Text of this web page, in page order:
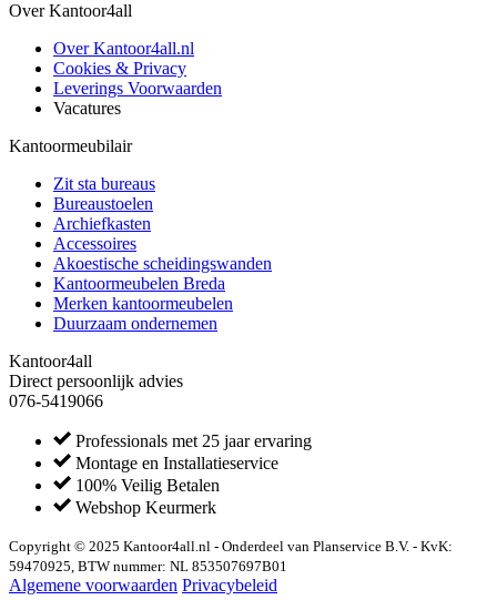
Over Kantoor4all
Over Kantoor4all.nl
Cookies & Privacy
Leverings Voorwaarden
Vacatures
Kantoormeubilair
Zit sta bureaus
Bureaustoelen
Archiefkasten
Accessoires
Akoestische scheidingswanden
Kantoormeubelen Breda
Merken kantoormeubelen
Duurzaam ondernemen
Kantoor4all
Direct persoonlijk advies
076-5419066
Professionals met 25 jaar ervaring
Montage en Installatieservice
100% Veilig Betalen
Webshop Keurmerk
Copyright © 2025 Kantoor4all.nl - Onderdeel van Planservice B.V. - KvK:
59470925, BTW nummer: NL 853507697B01
Algemene voorwaarden Privacybeleid